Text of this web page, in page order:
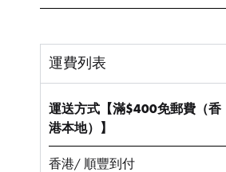
運費列表
運送方式【滿$400免郵費（香
港本地）】
香港/ 順豐到付